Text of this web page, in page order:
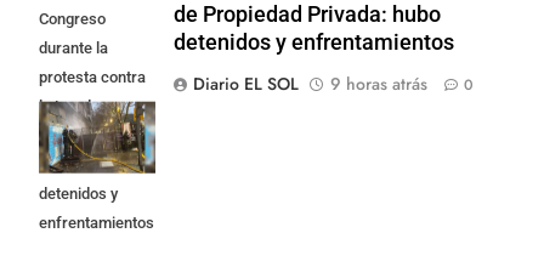
Congreso
durante la
protesta contra
la Ley de
Propiedad
Privada: hubo
detenidos y
enfrentamientos
de Propiedad Privada: hubo
detenidos y enfrentamientos
Diario EL SOL
9 horas atrás 0